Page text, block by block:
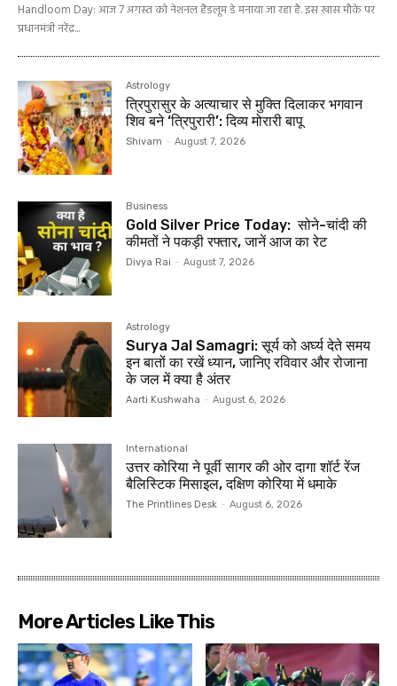
Handloom Day: आज 7 अगस्त को नेशनल हैंडलूम डे मनाया जा रहा है. इस ख़ास मौके पर
प्रधानमंत्री नरेंद्र...
Astrology
त्रिपुरासुर के अत्याचार से मुक्ति दिलाकर भगवान
शिव बने ‘त्रिपुरारी’: दिव्य मोरारी बापू
Shivam - August 7, 2026
Business
Gold Silver Price Today: सोने-चांदी की
कीमतों ने पकड़ी रफ्तार, जानें आज का रेट
Divya Rai - August 7, 2026
Astrology
Surya Jal Samagri: सूर्य को अर्घ्य देते समय
इन बातों का रखें ध्यान, जानिए रविवार और रोजाना
के जल में क्या है अंतर
Aarti Kushwaha - August 6, 2026
International
उत्तर कोरिया ने पूर्वी सागर की ओर दागा शॉर्ट रेंज
बैलिस्टिक मिसाइल, दक्षिण कोरिया में धमाके
The Printlines Desk - August 6, 2026
More Articles Like This